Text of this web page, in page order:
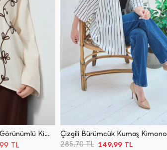
Nakışlı Önü Bağcıklı Keten Görünümlü Kimono
TL
Çizgili Bürümcük Kumaş Kimono
285,70TL 149,99 TL